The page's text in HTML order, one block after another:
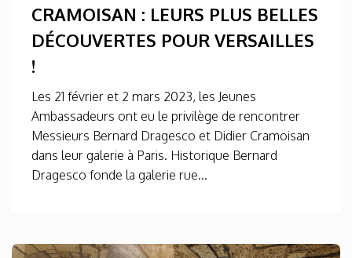
CRAMOISAN : LEURS PLUS BELLES
DÉCOUVERTES POUR VERSAILLES
!
Les 21 février et 2 mars 2023, les Jeunes
Ambassadeurs ont eu le privilège de rencontrer
Messieurs Bernard Dragesco et Didier Cramoisan
dans leur galerie à Paris. Historique Bernard
Dragesco fonde la galerie rue...